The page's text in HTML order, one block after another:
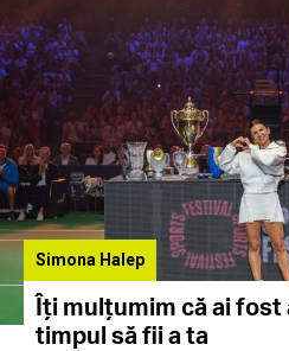
Simona Halep
Îți mulțumim că ai fost
timpul să fii a ta